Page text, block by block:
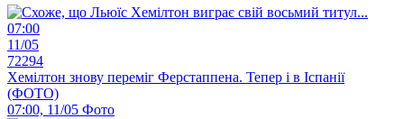
07:00
11/05
72294
Хемілтон знову переміг Ферстаппена. Тепер і в Іспанії
(ФОТО)
07:00, 11/05 Фото